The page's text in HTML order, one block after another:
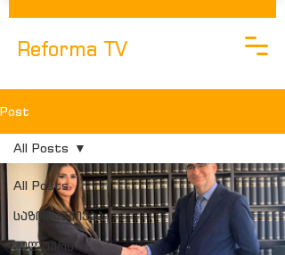
Reforma TV
Post
All Posts
საზოგადოება
კულტურა
All Posts